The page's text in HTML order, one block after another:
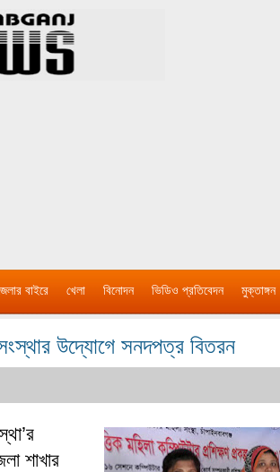
বাইরে খেলা বিনোদন ভিডিও প্রতিবেদন মুক্তাঙ্গন
উদ্যোগে সনদপত্র বিতরন
শাখার